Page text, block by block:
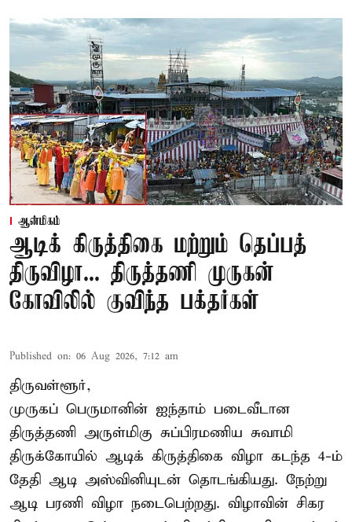
ஆன்மிகம்
ஆடிக் கிருத்திகை மற்றும் தெப்பத்
திருவிழா... திருத்தணி முருகன்
கோவிலில் குவிந்த பக்தர்கள்
Published on: 06 Aug 2026, 7:12 am
திருவள்ளூர்,
முருகப் பெருமானின் ஐந்தாம் படைவீடான
திருத்தணி அருள்மிகு சுப்பிரமணிய சுவாமி
திருக்கோயில் ஆடிக் கிருத்திகை விழா கடந்த 4-ம்
தேதி ஆடி அஸ்வினியுடன் தொடங்கியது. நேற்று
ஆடி பரணி விழா நடைபெற்றது. விழாவின் சிகர